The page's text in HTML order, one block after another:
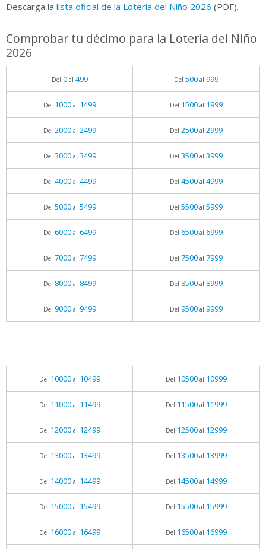
Descarga la lista oficial de la Lotería del Niño 2026 (PDF).
Comprobar tu décimo para la Lotería del Niño
2026
Del 0al 499 Del 500al 999
Del 1000al 1499 Del 1500al 1999
Del 2000al 2499 Del 2500al 2999
Del 3000al 3499 Del 3500al 3999
Del 4000al 4499 Del 4500al 4999
Del 5000al 5499 Del 5500al 5999
Del 6000al 6499 Del 6500al 6999
Del 7000al 7499 Del 7500al 7999
Del 8000al 8499 Del 8500al 8999
Del 9000al 9499 Del 9500al 9999
Del 10000al 10499 Del 10500al 10999
Del 11000al 11499 Del 11500al 11999
Del 12000al 12499 Del 12500al 12999
Del 13000al 13499 Del 13500al 13999
Del 14000al 14499 Del 14500al 14999
Del 15000al 15499 Del 15500al 15999
Del 16000al 16499 Del 16500al 16999